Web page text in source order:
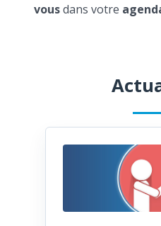
vousdans votre